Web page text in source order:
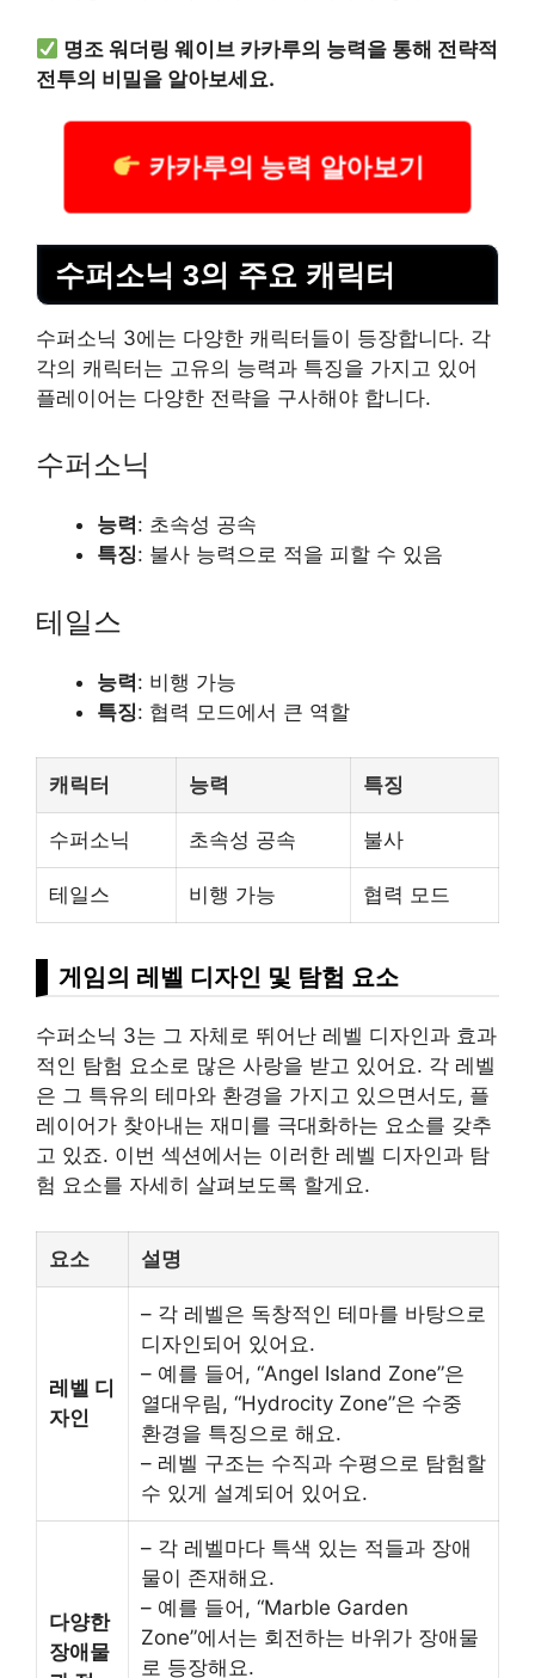
명조 워더링 웨이브 카카루의 능력을 통해 전략적
전투의 비밀을 알아보세요.
카카루의 능력 알아보기
수퍼소닉 3의 주요 캐릭터
수퍼소닉 3에는 다양한 캐릭터들이 등장합니다. 각
각의 캐릭터는 고유의 능력과 특징을 가지고 있어
플레이어는 다양한 전략을 구사해야 합니다.
수퍼소닉
능력: 초속성 공속
특징: 불사 능력으로 적을 피할 수 있음
테일스
능력: 비행 가능
특징: 협력 모드에서 큰 역할
캐릭터 능력 특징
수퍼소닉 초속성 공속 불사
테일스 비행 가능 협력 모드
게임의 레벨 디자인 및 탐험 요소
수퍼소닉 3는 그 자체로 뛰어난 레벨 디자인과 효과
적인 탐험 요소로 많은 사랑을 받고 있어요. 각 레벨
은 그 특유의 테마와 환경을 가지고 있으면서도, 플
레이어가 찾아내는 재미를 극대화하는 요소를 갖추
고 있죠. 이번 섹션에서는 이러한 레벨 디자인과 탐
험 요소를 자세히 살펴보도록 할게요.
요소 설명
레벨 디
자인
– 각 레벨은 독창적인 테마를 바탕으로
디자인되어 있어요.
– 예를 들어, “Angel Island Zone”은
열대우림, “Hydrocity Zone”은 수중
환경을 특징으로 해요.
– 레벨 구조는 수직과 수평으로 탐험할
수 있게 설계되어 있어요.
다양한
장애물
– 각 레벨마다 특색 있는 적들과 장애
물이 존재해요.
– 예를 들어, “Marble Garden
Zone”에서는 회전하는 바위가 장애물
로 등장해요.